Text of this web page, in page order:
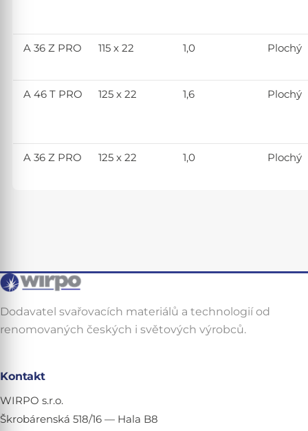
A 36 Z PRO 115 x 22 1,0 Plochý
A 46 T PRO 125 x 22 1,6 Plochý
A 36 Z PRO 125 x 22 1,0 Plochý
Dodavatel svařovacích materiálů a technologií od
renomovaných českých i světových výrobců.
Kontakt
WIRPO s.r.o.
Škrobárenská 518/16 — Hala B8